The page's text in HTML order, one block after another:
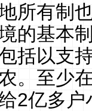
所有制
的基本
括以支
。至少
2亿多户